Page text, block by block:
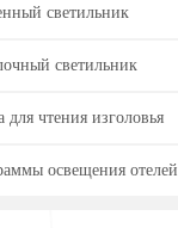
светильник
светильник
для чтения изголовья
освещения отелей